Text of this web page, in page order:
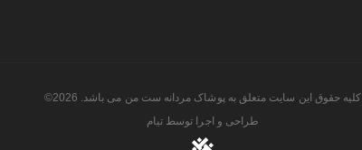
کلیه حقوق این سایت متعلق به پوشاک مردانه ست من می باشد. 2026©
طراحی و اجرا توسط تیام